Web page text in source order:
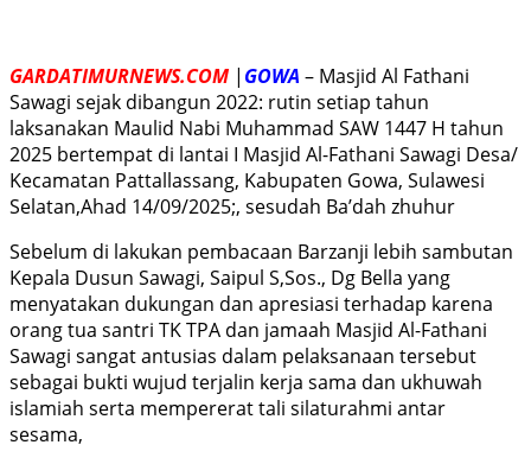
GARDATIMURNEWS.COM | GOWA – Masjid Al Fathani
Sawagi sejak dibangun 2022: rutin setiap tahun
laksanakan Maulid Nabi Muhammad SAW 1447 H tahun
2025 bertempat di lantai I Masjid Al-Fathani Sawagi Desa/
Kecamatan Pattallassang, Kabupaten Gowa, Sulawesi
Selatan,Ahad 14/09/2025;, sesudah Ba’dah zhuhur
Sebelum di lakukan pembacaan Barzanji lebih sambutan
Kepala Dusun Sawagi, Saipul S,Sos., Dg Bella yang
menyatakan dukungan dan apresiasi terhadap karena
orang tua santri TK TPA dan jamaah Masjid Al-Fathani
Sawagi sangat antusias dalam pelaksanaan tersebut
sebagai bukti wujud terjalin kerja sama dan ukhuwah
islamiah serta mempererat tali silaturahmi antar
sesama,